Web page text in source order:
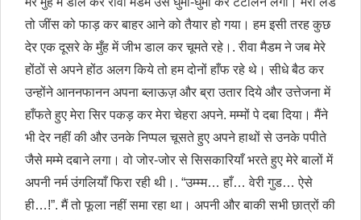
तो जींस को फाड़ कर बाहर आने को तैयार हो गया। हम इसी तरह कुछ
देर एक दूसरे के मुँह में जीभ डाल कर चूमते रहे।. रीवा मैडम ने जब मेरे
होंठों से अपने होंठ अलग किये तो हम दोनों हाँफ रहे थे। सीधे बैठ कर
उन्होंने आननफानन अपना ब्लाऊज़ और ब्रा उतार दिये और उत्तेजना में
हाँफते हुए मेरा सिर पकड़ कर मेरा चेहरा अपने. मम्‍मों पे दबा दिया। मैंने
भी देर नहीं की और उनके निप्पल चूसते हुए अपने हाथों से उनके पपीते
जैसे मम्मे दबाने लगा। वो जोर-जोर से सिसकारियाँ भरते हुए मेरे बालों में
अपनी नर्म उंगलियाँ फिरा रही थी।. “उम्म्म… हाँ… वेरी गुड… ऐसे
ही…!”. मैं तो फूला नहीं समा रहा था। अपनी और बाकी सभी छात्रों की